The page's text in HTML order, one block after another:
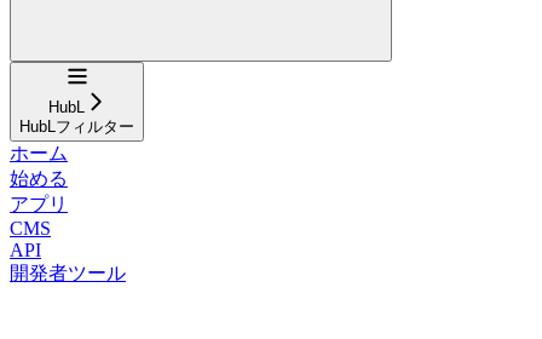
Navigation
HubL
HubLフィルター
ホーム
始める
アプリ
CMS
API
開発者ツール